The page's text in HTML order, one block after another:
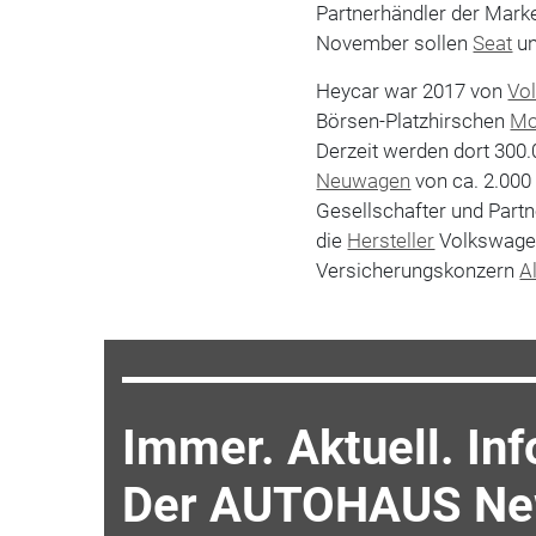
Partnerhändler der
November sollen Seat
Heycar war 2017 von
Börsen-Platzhirschen
Derzeit werden dort
Neuwagen von ca.
Gesellschafter und
die Hersteller
Versicherungskonzern
Immer. Aktuell.
Der AUTOHAUS